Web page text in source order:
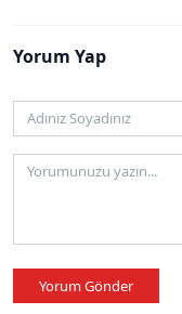
Yorum Yap
Yorum Gönder